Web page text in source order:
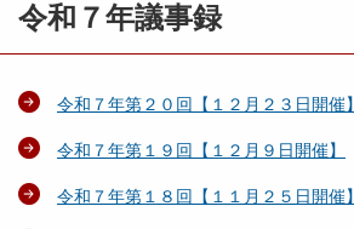
令和７年議事録
令和７年第２０回【１２月２３日開催】
令和７年第１９回【１２月９日開催】
令和７年第１８回【１１月２５日開催】